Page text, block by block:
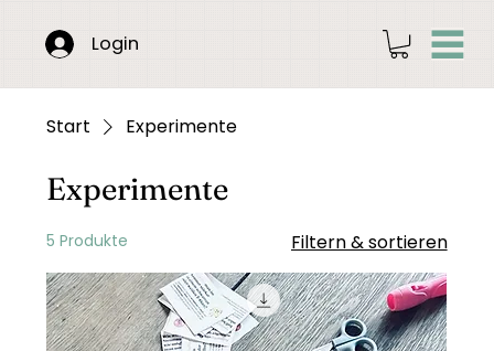
Login
Start Experimente
Experimente
5 Produkte Filtern & sortieren